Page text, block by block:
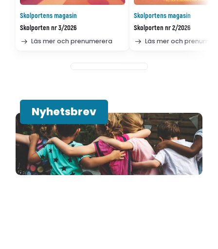
Skolportens magasin
Skolporten nr 3/2026
Läs mer och prenumerera
Skolportens magasin
Skolporten nr 2/2026
Läs mer och
Nyhetsbrev